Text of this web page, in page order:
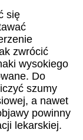
się
zwrócić
wysokiego
Do
szumy
a nawet
powinny
lekarskiej.